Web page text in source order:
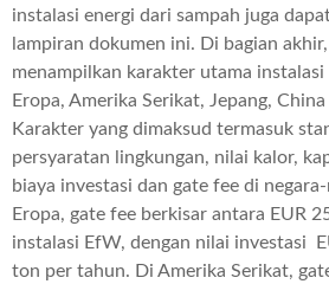
instalasi energi dari sampah juga
lampiran dokumen ini. Di bagian
menampilkan karakter utama
Eropa, Amerika Serikat, Jepang,
Karakter yang dimaksud termasuk
persyaratan lingkungan, nilai kalor,
biaya investasi dan gate fee di
Eropa, gate fee berkisar antara EUR
instalasi EfW, dengan nilai investasi
ton per tahun. Di Amerika Serikat,